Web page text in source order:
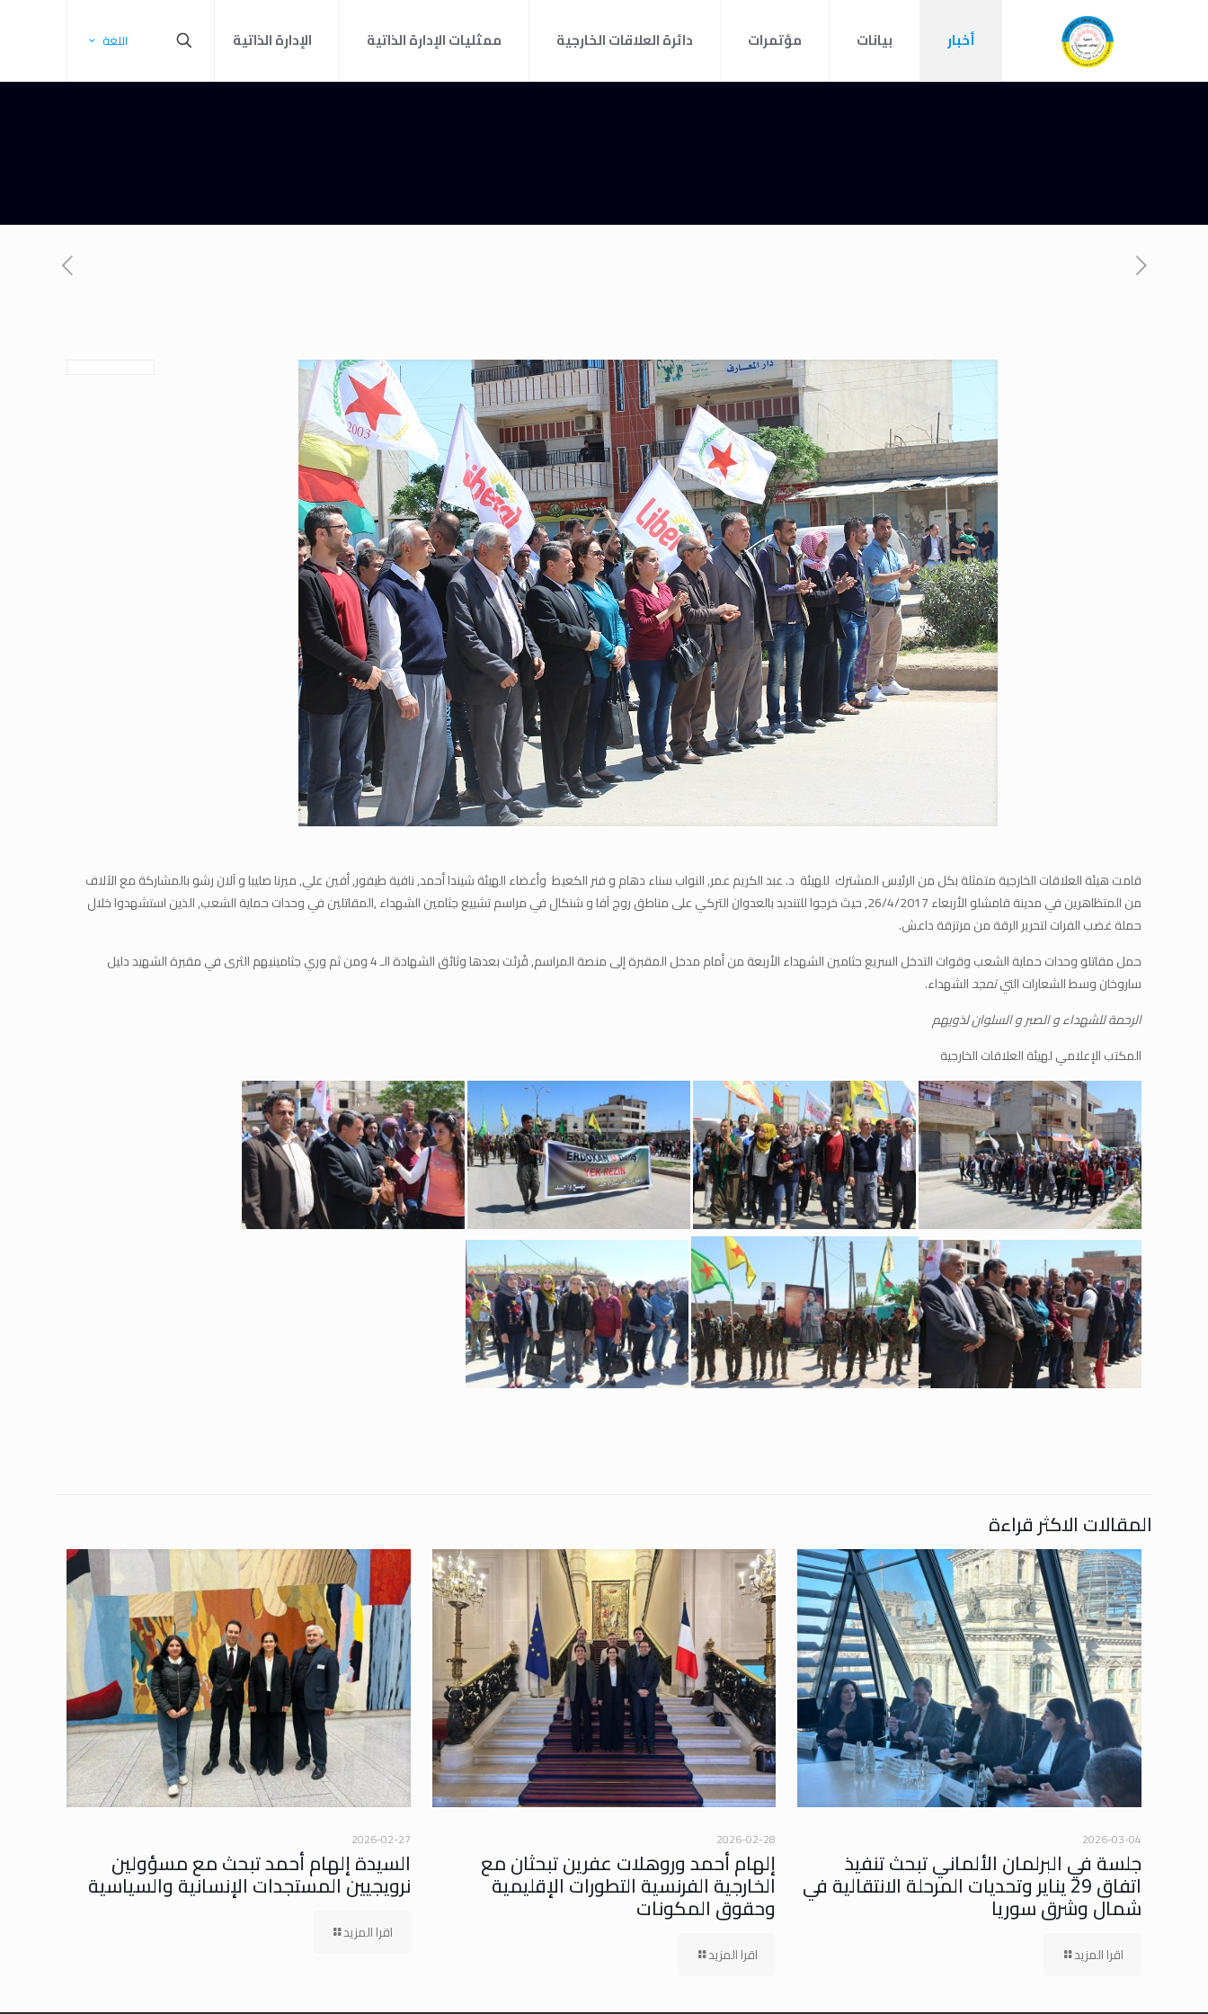
أخبار بيانات مؤتمرات دائرة العلاقات الخارجية ممثليات الإدارة الذاتية الإدارة الذاتية اللغة
قامت هيئة العلاقات الخارجية متمثلة بكل من الرئيس المشترك للهيئة د. عبد الكريم عمر, النواب سناء دهام و فنر الكعيط وأعضاء الهيئة شيندا أحمد, نافية طيفور, أفين علي, ميرنا صليبا و آلان رشو بالمشاركة مع الآلاف
من المتظاهرين في مدينة قامشلو الأربعاء 26/4/2017, حيث خرجوا للتنديد بالعدوان التركي على مناطق روج آفا و شنكال في مراسم تشييع جثامين الشهداء ,المقاتلين في وحدات حماية الشعب, الذين استشهدوا خلال
حملة غضب الفرات لتحرير الرقة من مرتزقة داعش.
حمل مقاتلو وحدات حماية الشعب وقوات التدخل السريع جثامين الشهداء الأربعة من أمام مدخل المقبرة إلى منصة المراسم, قُرئت بعدها وثائق الشهادة الـ 4 ومن ثم وري جثامينيهم الثرى في مقبرة الشهيد دليل
ساروخان وسط الشعارات التيتمجدالشهداء.
الرحمة للشهداء و الصبر و السلوان لذويهم
المكتب الإعلامي لهيئة العلاقات الخارجية
المقالات الاكثر قراءة
2026-03-04
جلسة في البرلمان الألماني تبحث تنفيذ
اتفاق 29 يناير وتحديات المرحلة الانتقالية في
شمال وشرق سوريا
اقرا المزيد
2026-02-28
إلهام أحمد وروهلات عفرين تبحثان مع
الخارجية الفرنسية التطورات الإقليمية
وحقوق المكونات
اقرا المزيد
2026-02-27
السيدة إلهام أحمد تبحث مع مسؤولين
نرويجيين المستجدات الإنسانية والسياسية
اقرا المزيد